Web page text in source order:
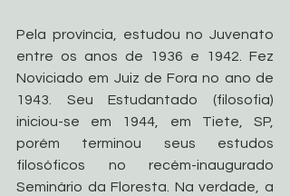
Pela província, estudou no Juvenato
entre os anos de 1936 e 1942. Fez
Noviciado em Juiz de Fora no ano de
1943. Seu Estudantado (filosofia)
iniciou-se em 1944, em Tiete, SP,
porém terminou seus estudos
filosóficos no recém-inaugurado
Seminário da Floresta. Na verdade, a